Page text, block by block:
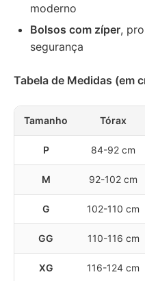
moderno
Bolsos com zíper,
segurança
Tabela de Medidas (em
Tamanho Tórax
P 84-92 cm
M 92-102 cm
G 102-110 cm
GG 110-116 cm
XG 116-124 cm